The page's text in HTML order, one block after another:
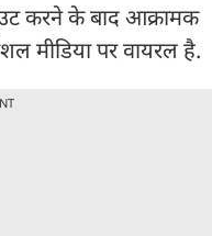
करने के बाद आक्रामक
मीड‍िया पर वायरल है.